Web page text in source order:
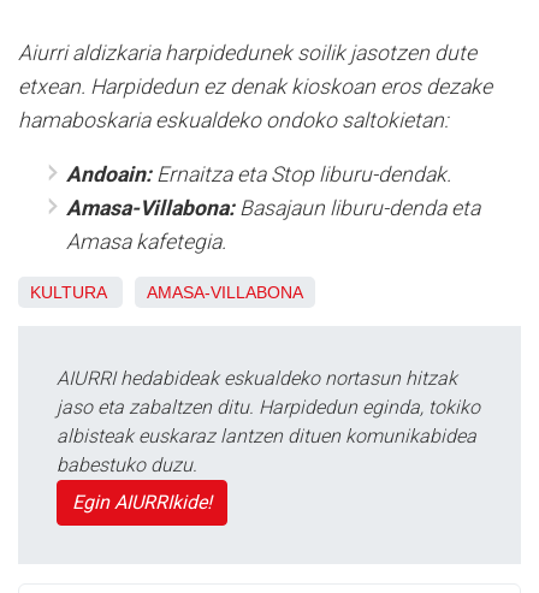
Aiurri aldizkaria harpidedunek soilik jasotzen dute
etxean. Harpidedun ez denak kioskoan eros dezake
hamaboskaria eskualdeko ondoko saltokietan:
Andoain: Ernaitza eta Stop liburu-dendak.
Amasa-Villabona:Basajaun liburu-denda eta
Amasa kafetegia.
KULTURA AMASA-VILLABONA
AIURRI hedabideak eskualdeko nortasun hitzak
jaso eta zabaltzen ditu. Harpidedun eginda, tokiko
albisteak euskaraz lantzen dituen komunikabidea
babestuko duzu.
Egin AIURRIkide!